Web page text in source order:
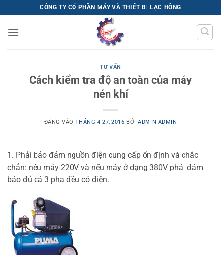
qua
nội
CÔNG TY CỔ PHẦN MÁY VÀ THIẾT BỊ LẠC HỒNG
TƯ VẤN
Cách kiểm tra độ an toàn của máy
nén khí
ĐĂNG VÀO THÁNG 4 27, 2016 BỞIADMIN ADMIN
1. Phải bảo đảm nguồn điện cung cấp ổn định và chắc
chắn: nếu máy 220V và nếu máy ở dạng 380V phải đảm
bảo đủ cả 3 pha đều có điện.